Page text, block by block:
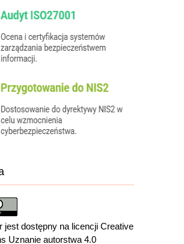
jest dostępny na licencji Creative
Uznanie autorstwa 4.0